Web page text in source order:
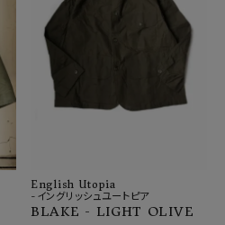
English Utopia
-イングリッシュユートピア
BLAKE - LIGHT OLIVE